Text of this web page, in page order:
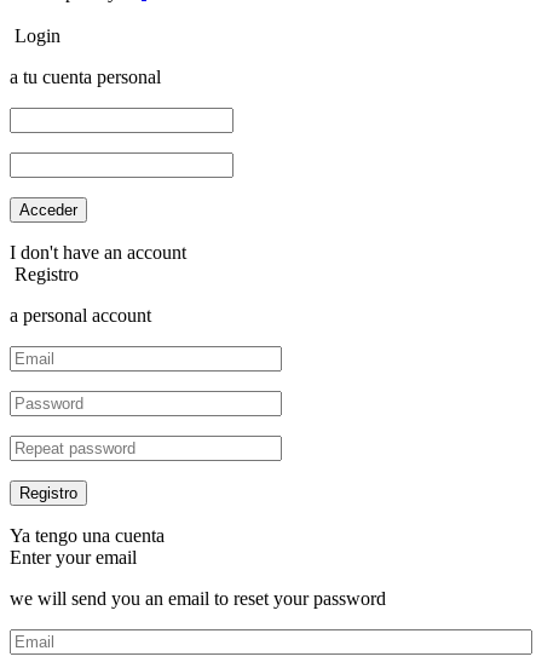
Login
a tu cuenta personal
I don't have an account
Registro
a personal account
Ya tengo una cuenta
Enter your email
we will send you an email to reset your password